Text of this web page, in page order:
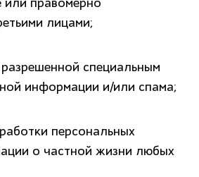
лицами;
разрешенной специальным
информации и/или спама;
персональных
о частной жизни любых